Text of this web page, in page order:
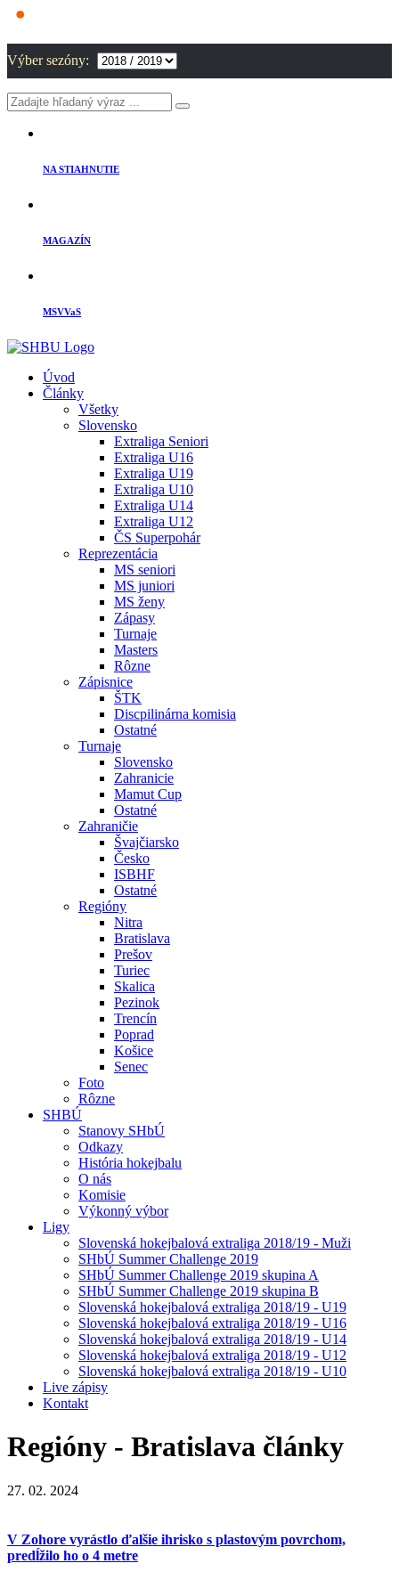
Výber sezóny:
NA STIAHNUTIE
MAGAZÍN
MSVVaS
Úvod
Články
Všetky
Slovensko
Extraliga Seniori
Extraliga U16
Extraliga U19
Extraliga U10
Extraliga U14
Extraliga U12
ČS Superpohár
Reprezentácia
MS seniori
MS juniori
MS ženy
Zápasy
Turnaje
Masters
Rôzne
Zápisnice
ŠTK
Discpilinárna komisia
Ostatné
Turnaje
Slovensko
Zahranicie
Mamut Cup
Ostatné
Zahraničie
Švajčiarsko
Česko
ISBHF
Ostatné
Regióny
Nitra
Bratislava
Prešov
Turiec
Skalica
Pezinok
Trencín
Poprad
Košice
Senec
Foto
Rôzne
SHBÚ
Stanovy SHbÚ
Odkazy
História hokejbalu
O nás
Komisie
Výkonný výbor
Ligy
Slovenská hokejbalová extraliga 2018/19 - Muži
SHbÚ Summer Challenge 2019
SHbÚ Summer Challenge 2019 skupina A
SHbÚ Summer Challenge 2019 skupina B
Slovenská hokejbalová extraliga 2018/19 - U19
Slovenská hokejbalová extraliga 2018/19 - U16
Slovenská hokejbalová extraliga 2018/19 - U14
Slovenská hokejbalová extraliga 2018/19 - U12
Slovenská hokejbalová extraliga 2018/19 - U10
Live zápisy
Kontakt
Regióny - Bratislava články
27. 02. 2024
V Zohore vyrástlo ďalšie ihrisko s plastovým povrchom,
predĺžilo ho o 4 metre